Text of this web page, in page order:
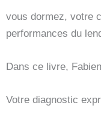
vous dormez, votre
performances du
Dans ce livre,
Votre diagnostic